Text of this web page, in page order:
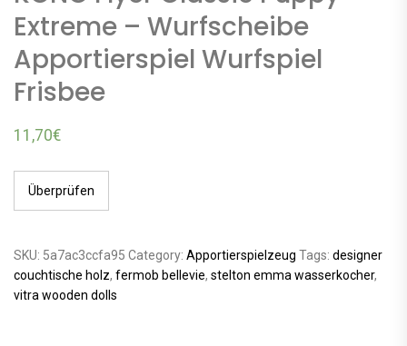
Extreme – Wurfscheibe
Apportierspiel Wurfspiel
Frisbee
11,70€
Überprüfen
SKU: 5a7ac3ccfa95 Category: Apportierspielzeug Tags: designer
couchtische holz, fermob bellevie, stelton emma wasserkocher,
vitra wooden dolls